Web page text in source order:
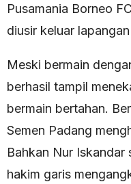
Pusamania Borneo
diusir keluar
Meski bermain
berhasil tampil
bermain bertahan.
Semen Padang
Bahkan Nur Iskandar
hakim garis